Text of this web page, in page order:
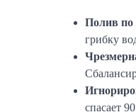
Полив по
грибку
спасает